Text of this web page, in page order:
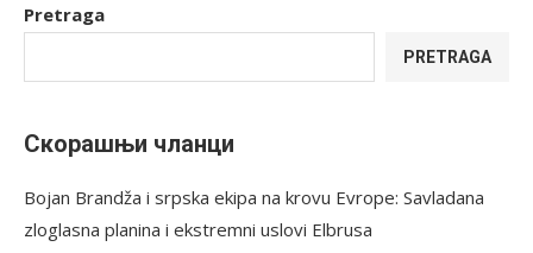
Pretraga
PRETRAGA
Скорашњи чланци
Bojan Brandža i srpska ekipa na krovu Evrope: Savladana
zloglasna planina i ekstremni uslovi Elbrusa